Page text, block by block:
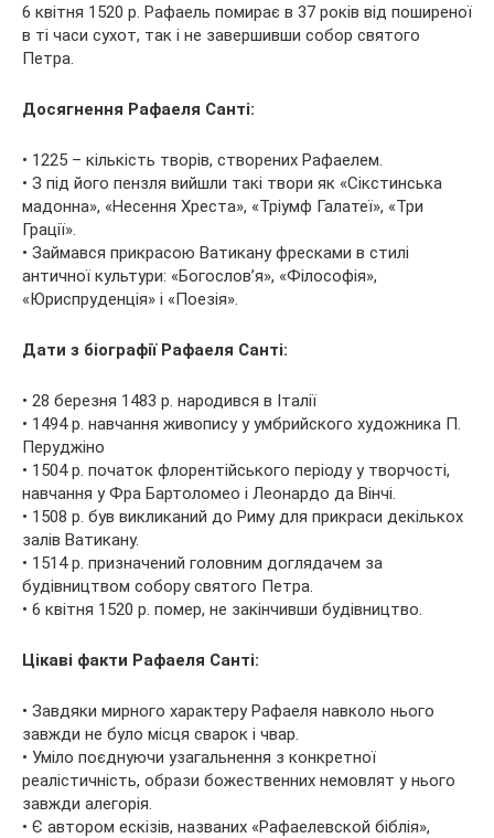
6 квітня 1520 р. Рафаель помирає в 37 років від поширеної
в ті часи сухот, так і не завершивши собор святого
Петра.
Досягнення Рафаеля Санті:
• 1225 – кількість творів, створених Рафаелем.
• З під його пензля вийшли такі твори як «Сікстинська
мадонна», «Несення Хреста», «Тріумф Галатеї», «Три
Грації».
• Займався прикрасою Ватикану фресками в стилі
античної культури: «Богослов’я», «Філософія»,
«Юриспруденція» і «Поезія».
Дати з біографії Рафаеля Санті:
• 28 березня 1483 р. народився в Італії
• 1494 р. навчання живопису у умбрийского художника П.
Перуджіно
• 1504 р. початок флорентійського періоду у творчості,
навчання у Фра Бартоломео і Леонардо да Вінчі.
• 1508 р. був викликаний до Риму для прикраси декількох
залів Ватикану.
• 1514 р. призначений головним доглядачем за
будівництвом собору святого Петра.
• 6 квітня 1520 р. помер, не закінчивши будівництво.
Цікаві факти Рафаеля Санті:
• Завдяки мирного характеру Рафаеля навколо нього
завжди не було місця сварок і чвар.
• Уміло поєднуючи узагальнення з конкретної
реалістичність, образи божественних немовлят у нього
завжди алегорія.
• Є автором ескізів, названих «Рафаелевской біблія»,